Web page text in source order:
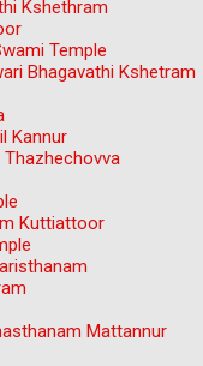
Kshethram
Temple
Bhagavathi Kshetram
Kannur
Thazhechovva
Kuttiattoor
Mattannur